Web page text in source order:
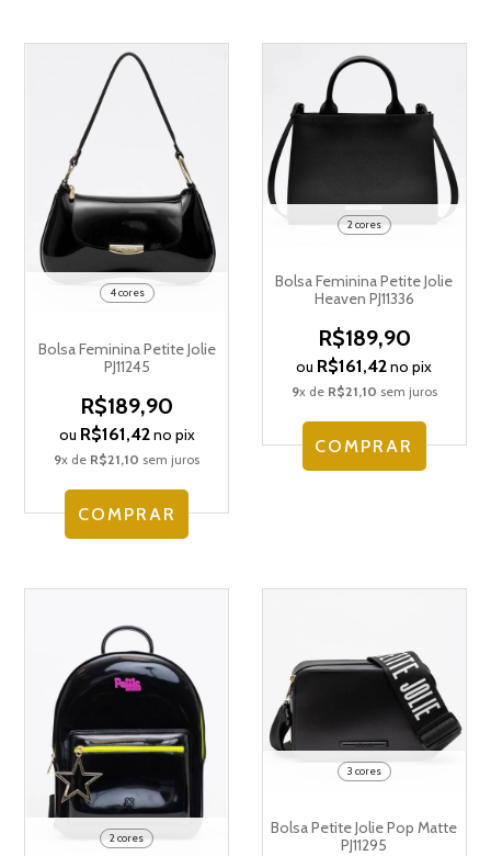
4 cores
Bolsa Feminina Petite Jolie
PJ11245
R$189,90
ou R$161,42no pix
9x de R$21,10 sem juros
COMPRAR
2 cores
Bolsa Feminina Petite Jolie
Heaven PJ11336
R$189,90
ou R$161,42no pix
9x de R$21,10 sem juros
COMPRAR
2 cores
3 cores
Bolsa Petite Jolie Pop Matte
PJ11295